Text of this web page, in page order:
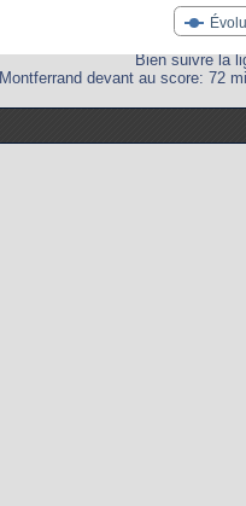
Bien suivre la
Montferrand devant au score: 72